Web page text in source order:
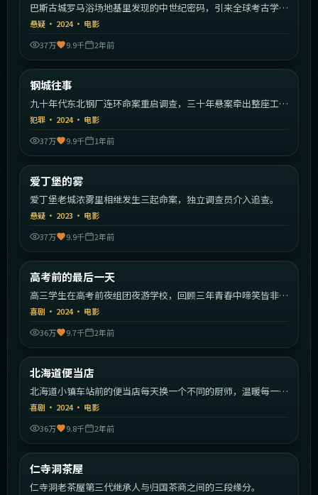
巴斯古城罗马浴场地基里发现的中世纪密码，引来全球考古学
家。
悬疑 · 2024· 电影
37万
9.9千 2年前
热门
钢城往事
九十年代东北钢厂连环命案重启调查，三十年悬案牵出整座工业
城的秘密。
犯罪 · 2024· 电影
37万
9.9千 1年前
热门
爱丁堡的雾
爱丁堡老城浓雾里相继发生三起命案，独立调查员介入追查。
悬疑 · 2023 · 电影
37万
9.9千 2年前
热门
高考前的最后一天
高三学生在高考前夜组团夜游学校，回顾三年青春中啼笑皆非的
瞬间。
喜剧 · 2024· 电影
36万
9.7千 2年前
热门
北海道便当店
北海道小镇车站前的便当店每天换一个不同的厨师，温暖每一个
赶车人。
喜剧 · 2024· 电影
36万
9.8千 2年前
热门
仁寺洞茶屋
仁寺洞老茶屋第三代继承人与归国茶商之间的三段缘分。